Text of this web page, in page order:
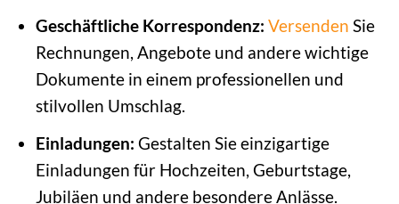
Geschäftliche Korrespondenz: Versenden Sie
Rechnungen, Angebote und andere wichtige
Dokumente in einem professionellen und
stilvollen Umschlag.
Einladungen: Gestalten Sie einzigartige
Einladungen für Hochzeiten, Geburtstage,
Jubiläen und andere besondere Anlässe.